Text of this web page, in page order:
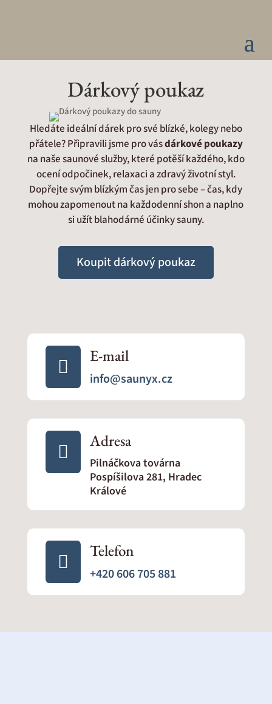
Dárkový poukaz
Hledáte ideální dárek pro své blízké, kolegy nebo
přátele? Připravili jsme pro vásdárkové poukazy
na naše saunové služby, které potěší každého, kdo
ocení odpočinek, relaxaci a zdravý životní styl.
Dopřejte svým blízkým čas jen pro sebe – čas, kdy
mohou zapomenout na každodenní shon a naplno
si užít blahodárné účinky sauny.
Koupit dárkový poukaz

E-mail
info@saunyx.cz

Adresa
Pilnáčkova továrna
Pospíšilova 281, Hradec
Králové

Telefon
+420 606 705 881